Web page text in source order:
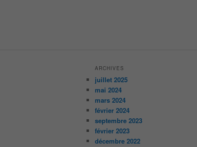
ARCHIVES
juillet 2025
mai 2024
mars 2024
février 2024
septembre 2023
février 2023
décembre 2022